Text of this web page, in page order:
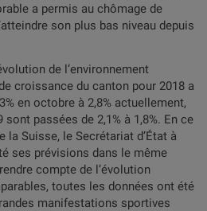
a permis au chômage de
son plus bas niveau depuis
de l’environnement
croissance du canton pour 2018 a
en octobre à 2,8% actuellement,
passées de 2,1% à 1,8%. En ce
la Suisse, le Secrétariat d’État à
ses prévisions dans le même
compte de l’évolution
toutes les données ont été
manifestations sportives